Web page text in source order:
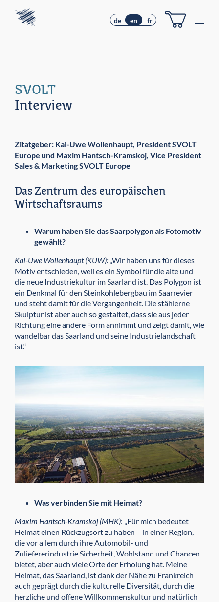
M
de en fr
SVOLT
Interview
Zitatgeber: Kai-Uwe Wollenhaupt, President SVOLT
Europe und Maxim Hantsch-Kramskoj, Vice President
Sales & Marketing SVOLT Europe
Das Zentrum des europäischen
Wirtschaftsraums
Warum haben Sie das Saarpolygon als Fotomotiv
gewählt?
Kai-Uwe Wollenhaupt (KUW): „Wir haben uns für dieses
Motiv entschieden, weil es ein Symbol für die alte und
die neue Industriekultur im Saarland ist. Das Polygon ist
ein Denkmal für den Steinkohlebergbau im Saarrevier
und steht damit für die Vergangenheit. Die stählerne
Skulptur ist aber auch so gestaltet, dass sie aus jeder
Richtung eine andere Form annimmt und zeigt damit, wie
wandelbar das Saarland und seine Industrielandschaft
ist.“
Was verbinden Sie mit Heimat?
Maxim Hantsch-Kramskoj (MHK): „Für mich bedeutet
Heimat einen Rückzugsort zu haben – in einer Region,
die vor allem durch ihre Automobil- und
Zuliefererindustrie Sicherheit, Wohlstand und Chancen
bietet, aber auch viele Orte der Erholung hat. Meine
Heimat, das Saarland, ist dank der Nähe zu Frankreich
auch geprägt durch die kulturelle Diversität, durch die
herzliche und offene Willkommenskultur und natürlich